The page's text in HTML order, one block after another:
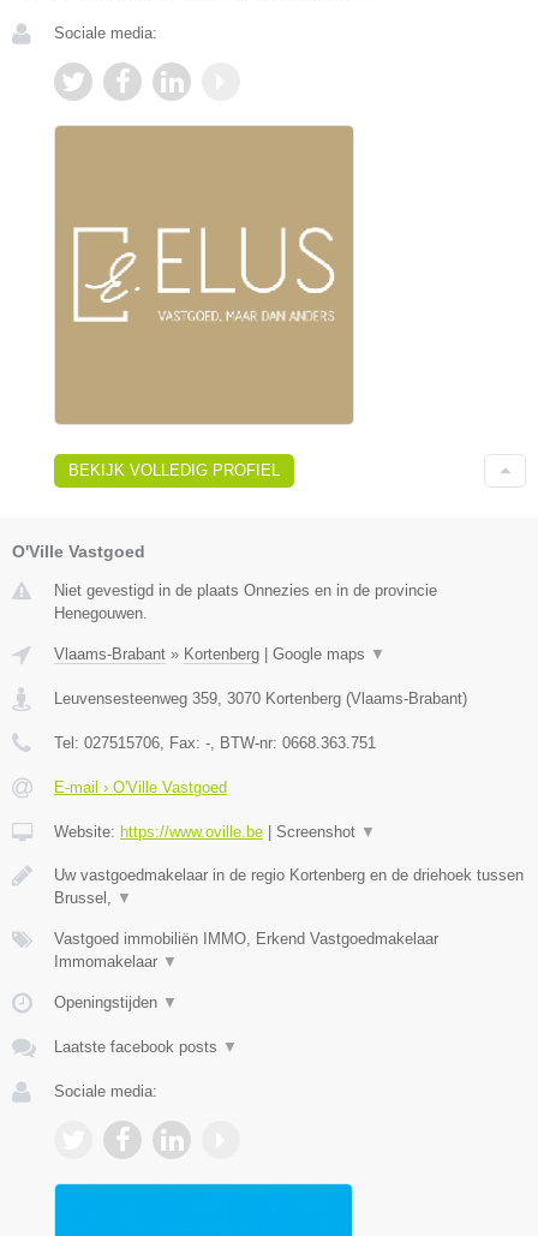
Sociale media:
BEKIJK VOLLEDIG PROFIEL
O'Ville Vastgoed
Niet gevestigd in de plaats Onnezies en in de provincie
Henegouwen.
Vlaams-Brabant » Kortenberg Google maps ▼
Leuvensesteenweg 359, 3070 Kortenberg (Vlaams-Brabant)
Tel: 027515706, Fax: -, BTW-nr: 0668.363.751
E-mail › O'Ville Vastgoed
Website: https://www.oville.be Screenshot ▼
Uw vastgoedmakelaar in de regio Kortenberg en de driehoek tussen
Brussel, ▼
Vastgoed immobiliën IMMO, Erkend Vastgoedmakelaar
Immomakelaar ▼
Openingstijden ▼
Laatste facebook posts ▼
Sociale media: